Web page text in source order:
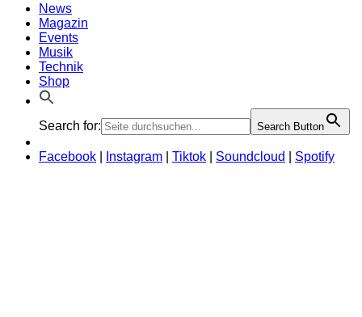
News
Magazin
Events
Musik
Technik
Shop
Search for: Search Button
Facebook Instagram Tiktok Soundcloud Spotify